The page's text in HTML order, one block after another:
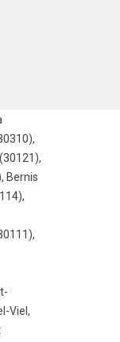
,
,
, Bernis
,
,
Viel ,